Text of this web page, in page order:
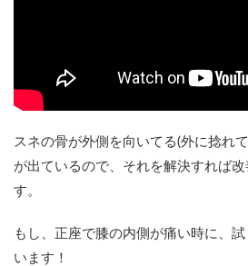
スネの骨が外側を向いてる(外に捻れ
が出ているので、それを解決すれば
す。
もし、正座で膝の内側が痛い時に、
います！